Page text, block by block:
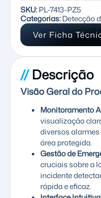
SKU:PL-7413-PZ5
Categorias:Detecção
Ver Ficha
//Descrição
Visão Geral do
Monitoramento
visualização
diversos
área protegida.
Gestão de
cruciais sobre a
incidente
rápida e eficaz.